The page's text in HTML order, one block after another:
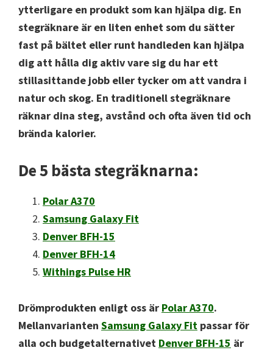
ytterligare en produkt som kan hjälpa dig. En
stegräknare är en liten enhet som du sätter
fast på bältet eller runt handleden kan hjälpa
dig att hålla dig aktiv vare sig du har ett
stillasittande jobb eller tycker om att vandra i
natur och skog. En traditionell stegräknare
räknar dina steg, avstånd och ofta även tid och
brända kalorier.
De 5 bästa stegräknarna:
Polar A370
Samsung Galaxy Fit
Denver BFH-15
Denver BFH-14
Withings Pulse HR
Drömprodukten enligt oss är Polar A370.
Mellanvarianten Samsung Galaxy Fit passar för
alla och budgetalternativet Denver BFH-15 är